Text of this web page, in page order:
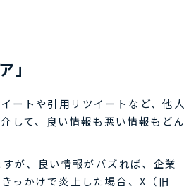
トや引用リツイートなど、他人
して、良い情報も悪い情報もどん
が、良い情報がバズれば、企業
っかけで炎上した場合、X（旧